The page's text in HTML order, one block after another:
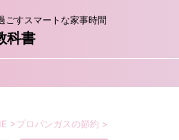
ごすスマートな家事時間
科書
>プロパンガスの節約 >